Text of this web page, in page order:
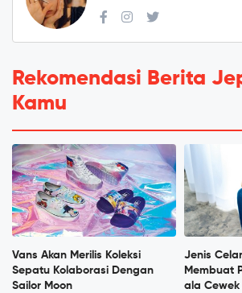
Rekomendasi Berita
Kamu
Vans Akan Merilis Koleksi
Sepatu Kolaborasi Dengan
Sailor Moon
Jenis
Membuat
ala